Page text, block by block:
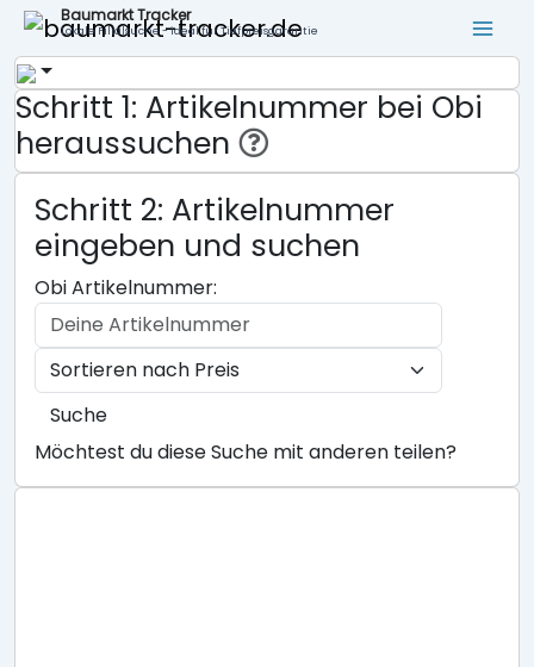
Baumarkt Tracker
Lokale Filialsuche - ideal für Tiefpreisgarantie
Schritt 1: Artikelnummer bei Obi
heraussuchen
Schritt 2: Artikelnummer
eingeben und suchen
Obi Artikelnummer:
Suche
Möchtest du diese Suche mit anderen teilen?